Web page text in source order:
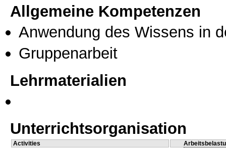
Allgemeine Kompetenzen
Anwendung des Wissens in
Gruppenarbeit
Lehrmaterialien
Unterrichtsorganisation
Activities